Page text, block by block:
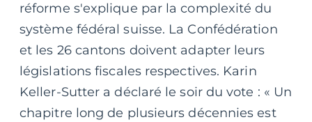
réforme s'explique par la complexité du
système fédéral suisse. La Confédération
et les 26 cantons doivent adapter leurs
législations fiscales respectives. Karin
Keller-Sutter a déclaré le soir du vote : « Un
chapitre long de plusieurs décennies est